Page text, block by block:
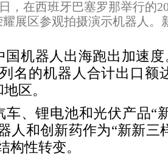
，在西班牙巴塞罗那举行的
耀展区参观拍摄演示机器人。
国机器人出海跑出加速
名的机器人合计出口额
区。
车、锂电池和光伏产品“
人和创新药作为“新新三
构性转变。